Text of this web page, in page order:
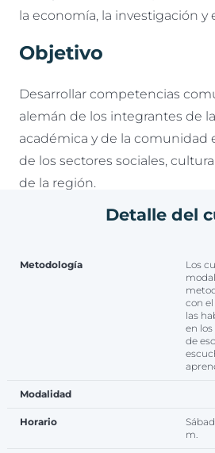
la economía, la investigación
Objetivo
Desarrollar competencias
alemán de los integrantes de
académica y de la comunidad
de los sectores sociales,
de la región.
Módulos temáticos
Detalle del
Metodología
Los
con
las
en los
de
Modalidad
Horario
m.